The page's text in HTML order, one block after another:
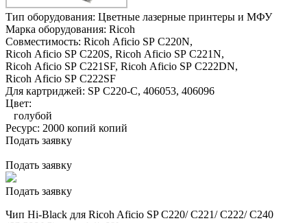
Тип оборудования: Цветные лазерные принтеры и МФУ
Марка оборудования: Ricoh
Совместимость: Ricoh Aficio SP C220N,
Ricoh Aficio SP C220S, Ricoh Aficio SP C221N,
Ricoh Aficio SP C221SF, Ricoh Aficio SP C222DN,
Ricoh Aficio SP C222SF
Для картриджей: SP C220-C, 406053, 406096
Цвет:
голубой
Ресурс: 2000 копий копий
Подать заявку
Подать заявку
Подать заявку
Чип Hi-Black для Ricoh Aficio SP C220/ C221/ C222/ C240